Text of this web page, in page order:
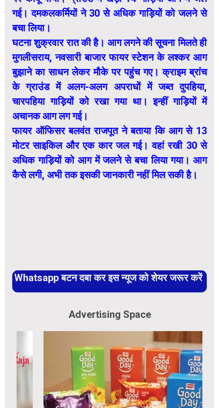
गई। दमकलकर्मियों ने 30 से अधिक गाड़ियों को जलने से
बचा लिया।
घटना शुक्रवार रात की है। आग लगने की सूचना मिलते ही
मुगलीसराय, नवसारी बाजार फायर स्टेशन के लश्कर आग
बुझाने का साधन लेकर मौके पर पहुंच गए। क्राइम ब्रांच
के ग्राउंड में अलग-अलग अपराधों में जब्त दुपहिया,
चारपहिया गाड़ियों को रखा गया था। इन्हीं गाड़ियों में
अचानक आग लग गई।
फायर ऑफिसर बलवंत राजपूत ने बताया कि आग से 13
मोटर साइकिल और एक कार जल गई। वहां रखी 30 से
अधिक गाड़ियों को आग में जलने से बचा लिया गया। आग
कैसे लगी, अभी तक इसकी जानकारी नहीं मिल सकी है।
Whatsapp बटन दबा कर इस न्यूज को शेयर जरूर करें
Advertising Space